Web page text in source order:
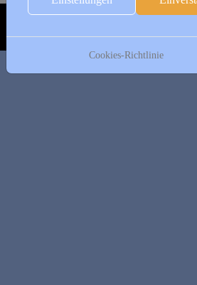
Copyright © 2020-2026 DJK Gillrath 1911
Gewähr!
Cookies-Richtlinie